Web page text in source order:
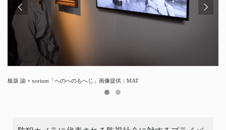
板坂 諭 × xorium「へのへのもへじ」画像提供：MAT
作品について説明中の板坂氏